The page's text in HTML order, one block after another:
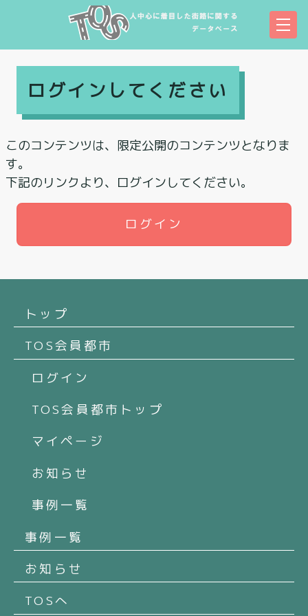
ログインしてください
このコンテンツは、限定公開のコンテンツとなりま
す。
下記のリンクより、ログインしてください。
ログイン
トップ
TOS会員都市
ログイン
TOS会員都市トップ
マイページ
お知らせ
事例一覧
事例一覧
お知らせ
TOSへ